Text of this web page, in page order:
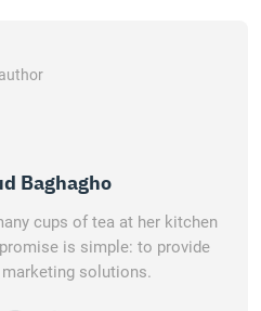
Baghagho
cups of tea at her kitchen
is simple: to provide
solutions.